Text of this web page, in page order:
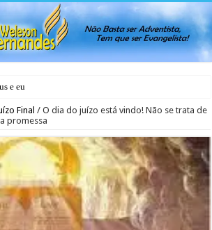
e eu
Final / O dia do juízo está vindo! Não se trata de
promessa